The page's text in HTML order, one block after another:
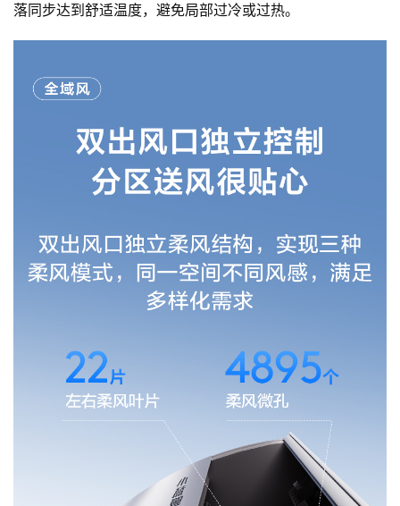
落同步达到舒适温度，避免局部过冷或过热。